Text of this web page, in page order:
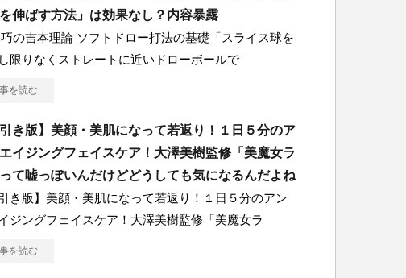
伸ばす方法」は効果なし？内容暴露
の吉本理論 ソフトドロー打法の基礎「スライス球を
限りなくストレートに近いドローボールで
を読む
引き版】美顔・美肌になって若返り！１日５分のア
イジングフェイスケア！大澤美樹監修「美魔女ラ
て嘘っぽいんだけどどうしても気になるんだよね
引き版】美顔・美肌になって若返り！１日５分のアン
ジングフェイスケア！大澤美樹監修「美魔女ラ
を読む